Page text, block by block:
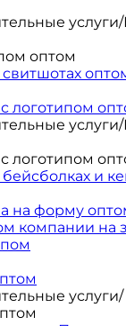
услуги/
оптом
логотипом
услуги/
логотипом
и
на форму
компании на
услуги/